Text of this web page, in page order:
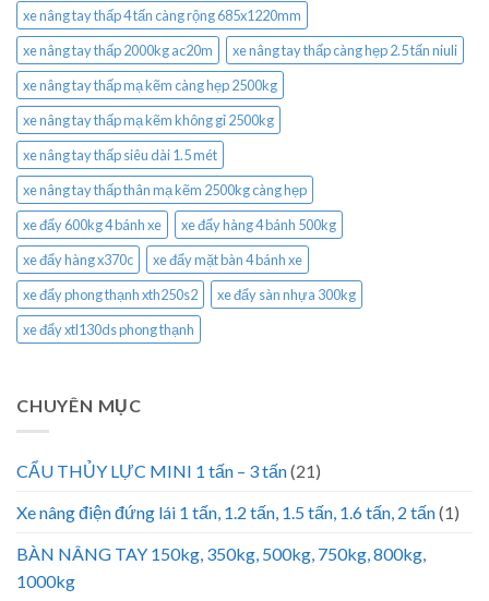
xe nâng tay thấp 4 tấn càng rộng 685x1220mm
xe nâng tay thấp 2000kg ac20m
xe nâng tay thấp càng hẹp 2.5 tấn niuli
xe nâng tay thấp mạ kẽm càng hẹp 2500kg
xe nâng tay thấp mạ kẽm không gỉ 2500kg
xe nâng tay thấp siêu dài 1.5 mét
xe nâng tay thấp thân mạ kẽm 2500kg càng hẹp
xe đẩy 600kg 4 bánh xe
xe đẩy hàng 4 bánh 500kg
xe đẩy hàng x370c
xe đẩy mặt bàn 4 bánh xe
xe đẩy phong thạnh xth250s2
xe đẩy sàn nhựa 300kg
xe đẩy xtl130ds phong thạnh
CHUYÊN MỤC
CẨU THỦY LỰC MINI 1 tấn – 3 tấn(21)
Xe nâng điện đứng lái 1 tấn, 1.2 tấn, 1.5 tấn, 1.6 tấn, 2 tấn(1)
BÀN NÂNG TAY 150kg, 350kg, 500kg, 750kg, 800kg,
1000kg